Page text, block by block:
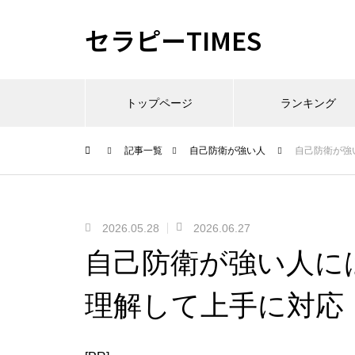
セラピーTIMES
トップページ ランキング
記事一覧 自己防衛が強い人 自己防衛が
2026.05.28 2026.06.27
自己防衛が強い人
理解して上手に対応